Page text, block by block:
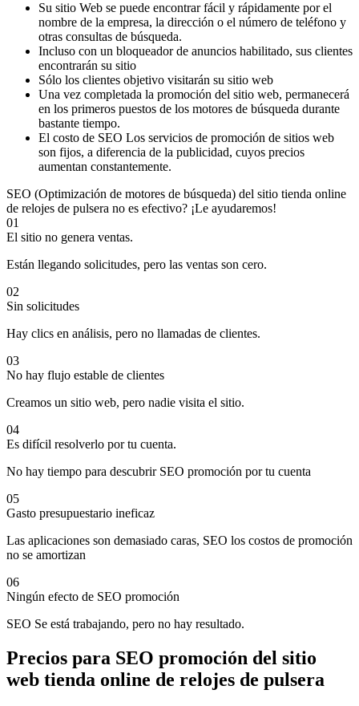
Su sitio Web se puede encontrar fácil y rápidamente por el
nombre de la empresa, la dirección o el número de teléfono y
otras consultas de búsqueda.
Incluso con un bloqueador de anuncios habilitado, sus clientes
encontrarán su sitio
Sólo los clientes objetivo visitarán su sitio web
Una vez completada la promoción del sitio web, permanecerá
en los primeros puestos de los motores de búsqueda durante
bastante tiempo.
El costo de SEO Los servicios de promoción de sitios web
son fijos, a diferencia de la publicidad, cuyos precios
aumentan constantemente.
SEO (Optimización de motores de búsqueda) del sitio tienda online
de relojes de pulsera no es efectivo? ¡Le ayudaremos!
01
El sitio no genera ventas.
Están llegando solicitudes, pero las ventas son cero.
02
Sin solicitudes
Hay clics en análisis, pero no llamadas de clientes.
03
No hay flujo estable de clientes
Creamos un sitio web, pero nadie visita el sitio.
04
Es difícil resolverlo por tu cuenta.
No hay tiempo para descubrir SEO promoción por tu cuenta
05
Gasto presupuestario ineficaz
Las aplicaciones son demasiado caras, SEO los costos de promoción
no se amortizan
06
Ningún efecto de SEO promoción
SEO Se está trabajando, pero no hay resultado.
Precios para SEO promoción del sitio
web tienda online de relojes de pulsera